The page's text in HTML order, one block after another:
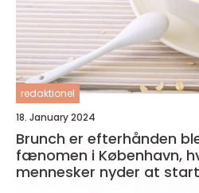
redaktionel
18. January 2024
Brunch er efterhånden
fænomen i København,
mennesker nyder at